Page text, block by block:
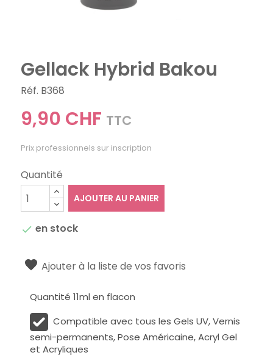
Gellack Hybrid Bakou
Réf. B368
9,90 CHF TTC
Prix professionnels sur inscription
Quantité
AJOUTER AU PANIER
 en stock
Ajouter à la liste de vos favoris
Quantité 11ml en flacon
Compatible avec tous les Gels UV, Vernis
semi-permanents, Pose Américaine, Acryl Gel
et Acryliques